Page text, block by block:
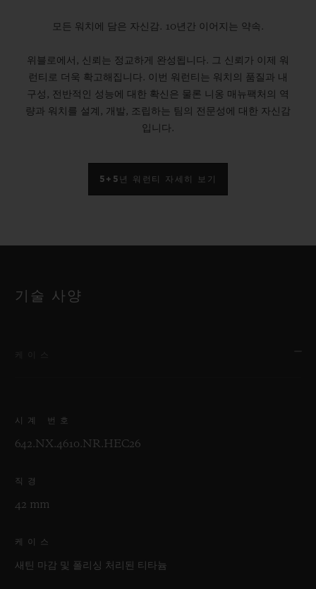
모든 워치에 담은 자신감. 10년간 이어지는 약속.
위블로에서, 신뢰는 정교하게 완성됩니다. 그 신뢰가 이제 워
런티로 더욱 확고해집니다. 이번 워런티는 워치의 품질과 내
구성, 전반적인 성능에 대한 확신은 물론 니옹 매뉴팩처의 역
량과 워치를 설계, 개발, 조립하는 팀의 전문성에 대한 자신감
입니다.
5+5년 워런티 자세히 보기
기술 사양
시계 번호
642.NX.4610.NR.HEC26
직경
42 mm
케이스
새틴 마감 및 폴리싱 처리된 티타늄